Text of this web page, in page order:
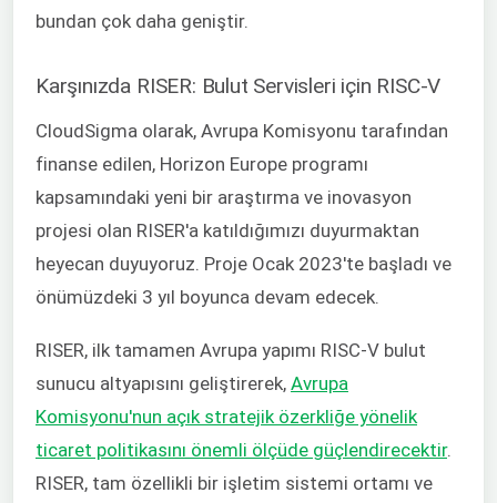
bundan çok daha geniştir.
Karşınızda RISER: Bulut Servisleri için RISC-V
CloudSigma olarak, Avrupa Komisyonu tarafından
finanse edilen, Horizon Europe programı
kapsamındaki yeni bir araştırma ve inovasyon
projesi olan RISER'a katıldığımızı duyurmaktan
heyecan duyuyoruz. Proje Ocak 2023'te başladı ve
önümüzdeki 3 yıl boyunca devam edecek.
RISER, ilk tamamen Avrupa yapımı RISC-V bulut
sunucu altyapısını geliştirerek, Avrupa
Komisyonu'nun açık stratejik özerkliğe yönelik
ticaret politikasını önemli ölçüde güçlendirecektir.
RISER, tam özellikli bir işletim sistemi ortamı ve